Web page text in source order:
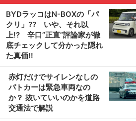
BYDラッコはN-BOXの「パ
クリ」?? いや、それ以
上!? 辛口”正直”評論家が徹
底チェックして分かった隠れ
た真価!!
赤灯だけでサイレンなしの
パトカーは緊急車両なの
か？ 抜いていいのかを道路
交通法で解説